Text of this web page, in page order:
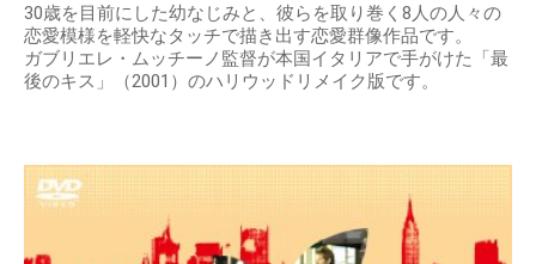
30歳を目前にした幼なじみと、彼らを取り巻く8人の人々の
恋愛模様を軽快なタッチで描き出す恋愛群像作品です。
ガブリエレ・ムッチーノ監督が本国イタリアで手がけた「最
後のキス」（2001）のハリウッドリメイク版です。